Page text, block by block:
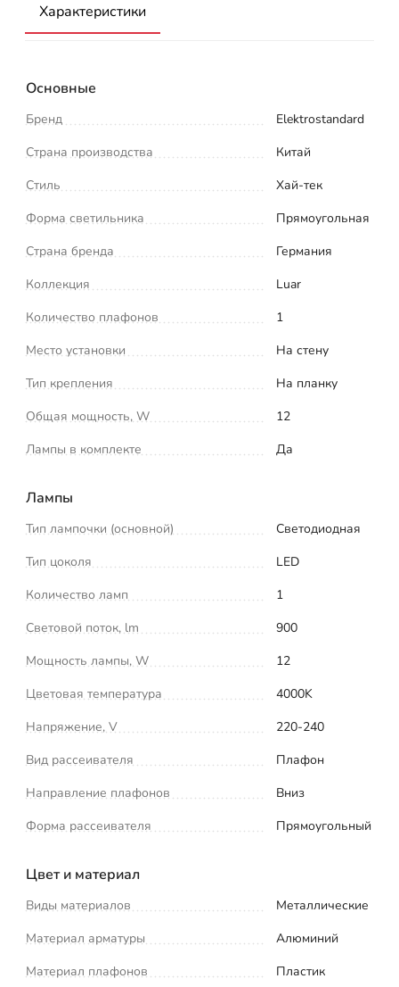
Характеристики
Основные
Бренд
Elektrostandard
Страна производства
Китай
Стиль
Хай-тек
Форма светильника
Прямоугольная
Страна бренда
Германия
Коллекция
Luar
Количество плафонов
1
Место установки
На стену
Тип крепления
На планку
Общая мощность, W
12
Лампы в комплекте
Да
Лампы
Тип лампочки (основной)
Светодиодная
Тип цоколя
LED
Количество ламп
1
Световой поток, lm
900
Мощность лампы, W
12
Цветовая температура
4000K
Напряжение, V
220-240
Вид рассеивателя
Плафон
Направление плафонов
Вниз
Форма рассеивателя
Прямоугольный
Цвет и материал
Виды материалов
Металлические
Материал арматуры
Алюминий
Материал плафонов
Пластик